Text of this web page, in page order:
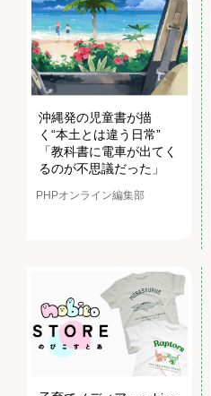
沖縄発の児童書が描
く“本土とは違う日常”
「教科書に電車が出てく
るのが不思議だった」
PHPオンライン編集部